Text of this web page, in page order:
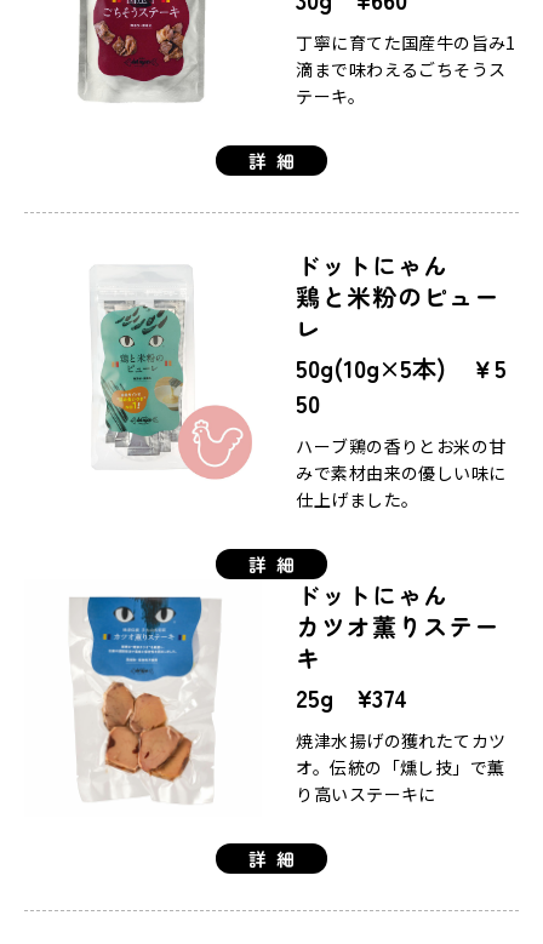
丁寧に育てた国産牛の旨み1
滴まで味わえるごちそうス
テーキ。
詳細
ドットにゃん
鶏と米粉のピュー
レ
50g(10g×5本) ￥5
50
ハーブ鶏の香りとお米の甘
みで素材由来の優しい味に
仕上げました。
詳細
ドットにゃん
カツオ薫りステー
キ
25g ¥374
焼津水揚げの獲れたてカツ
オ。伝統の「燻し技」で薫
り高いステーキに
詳細